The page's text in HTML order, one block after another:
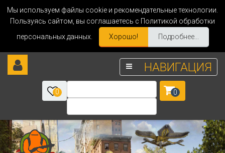
Мы используем файлы cookie и рекомендательные технологии.
Пользуясь сайтом, вы соглашаетесь с Политикой обработки
персональных данных.
Хорошо! Подробнее...
НАВИГАЦИЯ
0 0